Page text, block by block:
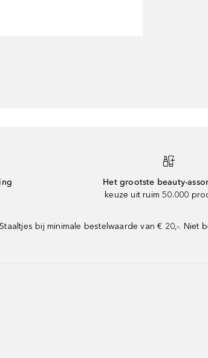
Het grootste beauty-
keuze uit ruim 50.000
bij minimale bestelwaarde van € 20,-.